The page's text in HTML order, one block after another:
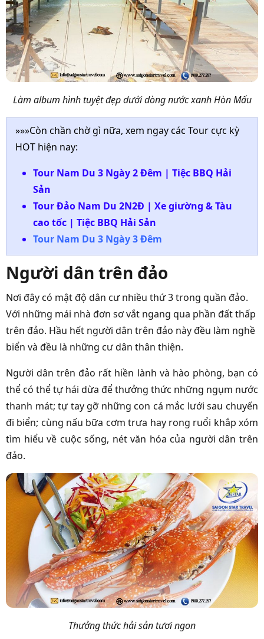
Làm album hình tuyệt đẹp dưới dòng nước xanh Hòn Mấu
»»»Còn chần chờ gì nữa, xem ngay các Tour cực kỳ
HOT hiện nay:
Tour Nam Du 3 Ngày 2 Đêm | Tiệc BBQ Hải
Sản
Tour Đảo Nam Du 2N2Đ | Xe giường & Tàu
cao tốc | Tiệc BBQ Hải Sản
Tour Nam Du 3 Ngày 3 Đêm
Người dân trên đảo
Nơi đây có mật độ dân cư nhiều thứ 3 trong quần đảo.
Với những mái nhà đơn sơ vắt ngang qua phần đất thấp
trên đảo. Hầu hết người dân trên đảo này đều làm nghề
biển và đều là những cư dân thân thiện.
Người dân trên đảo rất hiền lành và hào phòng, bạn có
thể có thể tự hái dừa để thưởng thức những ngụm nước
thanh mát; tự tay gỡ những con cá mắc lưới sau chuyến
đi biển; cùng nấu bữa cơm trưa hay rong ruổi khắp xóm
tìm hiểu về cuộc sống, nét văn hóa của người dân trên
đảo.
Thưởng thức hải sản tươi ngon